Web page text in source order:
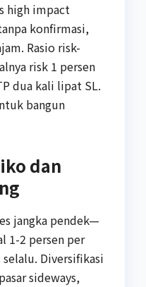
high impact
konfirmasi,
Rasio risk-
risk 1 persen
dua kali lipat SL.
bangun
dan
jangka pendek—
1-2 persen per
Diversifikasi
sideways,